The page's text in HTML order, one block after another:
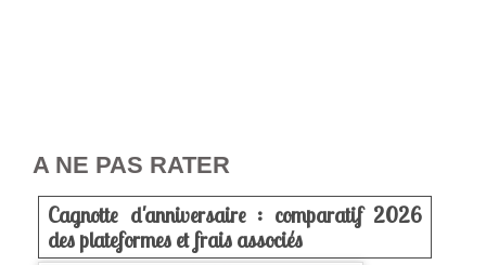
A NE PAS RATER
Cagnotte d'anniversaire : comparatif 2026
des plateformes et frais associés